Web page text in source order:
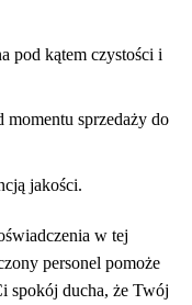
pod kątem czystości i
momentu sprzedaży do
jakości.
w tej
personel pomoże
spokój ducha, że ​​Twój